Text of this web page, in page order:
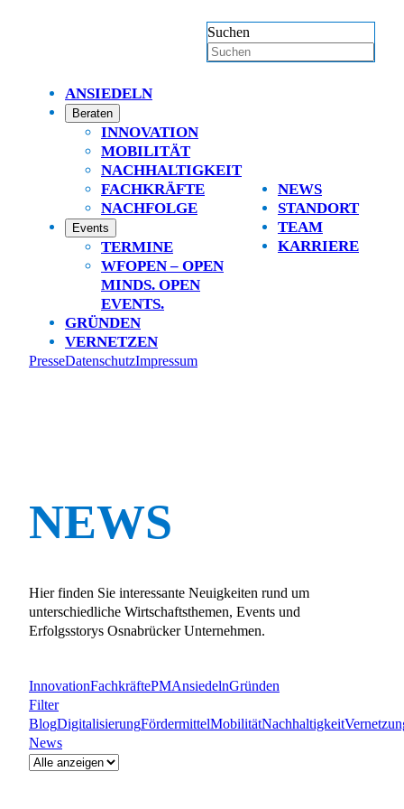
Suchen
ANSIEDELN
Beraten
INNOVATION
MOBILITÄT
NACHHALTIGKEIT
FACHKRÄFTE
NACHFOLGE
Events
TERMINE
WFOPEN – OPEN
MINDS. OPEN
EVENTS.
GRÜNDEN
VERNETZEN
NEWS
STANDORT
TEAM
KARRIERE
PresseDatenschutzImpressum
NEWS
Hier finden Sie interessante Neuigkeiten rund um
unterschiedliche Wirtschaftsthemen, Events und
Erfolgsstorys Osnabrücker Unternehmen.
InnovationFachkräftePMAnsiedelnGründen
Filter
BlogDigitalisierungFördermittelMobilitätNachhaltigkeit
News